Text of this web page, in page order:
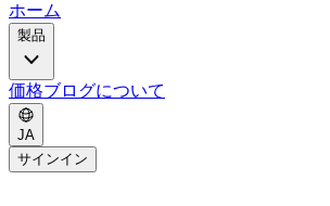
ホーム
製品
価格ブログについて
JA
サインイン